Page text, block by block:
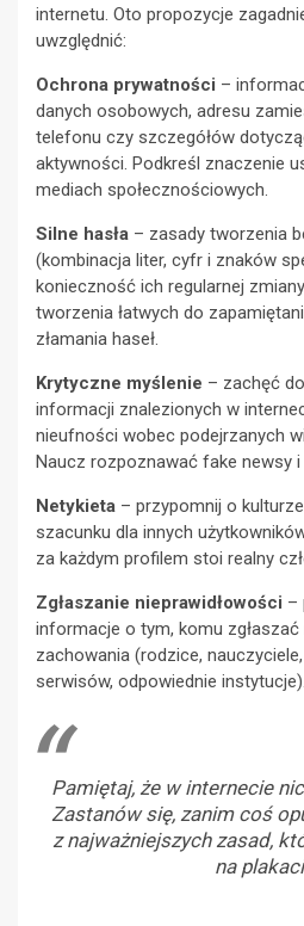
internetu. Oto propozycje
uwzględnić:
Ochrona prywatności –
danych osobowych, adresu
telefonu czy szczegółów
aktywności. Podkreśl znaczenie
mediach społecznościowych.
Silne hasła – zasady tworzenia
(kombinacja liter, cyfr i znaków
konieczność ich regularnej
tworzenia łatwych do
złamania haseł.
Krytyczne myślenie – zachęć
informacji znalezionych w
nieufności wobec podejrzanych
Naucz rozpoznawać fake newsy i
Netykieta – przypomnij o
szacunku dla innych
za każdym profilem stoi realny
Zgłaszanie nieprawidłowości –
informacje o tym, komu
zachowania (rodzice,
serwisów, odpowiednie instytucje).
Pamiętaj, że w internecie
Zastanów się, zanim coś
z najważniejszych zasad,
na